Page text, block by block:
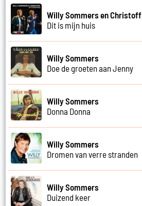
Willy Sommers en Christoff
Dit is mijn huis
Willy Sommers
Doe de groeten aan Jenny
Willy Sommers
Donna Donna
Willy Sommers
Dromen van verre stranden
Willy Sommers
Duizend keer